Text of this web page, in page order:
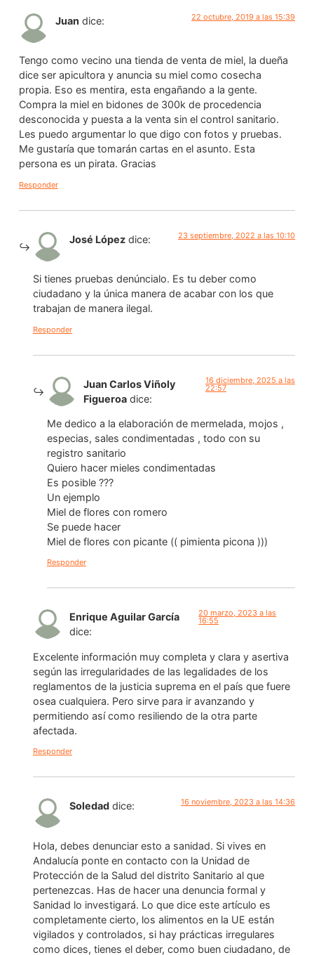
Juan dice: 22 octubre, 2019 a las 15:39
Tengo como vecino una tienda de venta de miel, la dueña
dice ser apicultora y anuncia su miel como cosecha
propia. Eso es mentira, esta engañando a la gente.
Compra la miel en bidones de 300k de procedencia
desconocida y puesta a la venta sin el control sanitario.
Les puedo argumentar lo que digo con fotos y pruebas.
Me gustaría que tomarán cartas en el asunto. Esta
persona es un pirata. Gracias
Responder
José López dice: 23 septiembre, 2022 a las 10:10
Si tienes pruebas denúncialo. Es tu deber como
ciudadano y la única manera de acabar con los que
trabajan de manera ilegal.
Responder
Juan Carlos Viñoly
Figueroa dice:
16 diciembre, 2025 a las
22:57
Me dedico a la elaboración de mermelada, mojos ,
especias, sales condimentadas , todo con su
registro sanitario
Quiero hacer mieles condimentadas
Es posible ???
Un ejemplo
Miel de flores con romero
Se puede hacer
Miel de flores con picante (( pimienta picona )))
Responder
Enrique Aguilar García
dice:
20 marzo, 2023 a las
16:55
Excelente información muy completa y clara y asertiva
según las irregularidades de las legalidades de los
reglamentos de la justicia suprema en el país que fuere
osea cualquiera. Pero sirve para ir avanzando y
permitiendo así como resiliendo de la otra parte
afectada.
Responder
Soledad dice: 16 noviembre, 2023 a las 14:36
Hola, debes denunciar esto a sanidad. Si vives en
Andalucía ponte en contacto con la Unidad de
Protección de la Salud del distrito Sanitario al que
pertenezcas. Has de hacer una denuncia formal y
Sanidad lo investigará. Lo que dice este artículo es
completamente cierto, los alimentos en la UE están
vigilados y controlados, si hay prácticas irregulares
como dices, tienes el deber, como buen ciudadano, de